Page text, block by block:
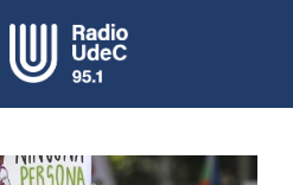
UdeC en vivo
Somos